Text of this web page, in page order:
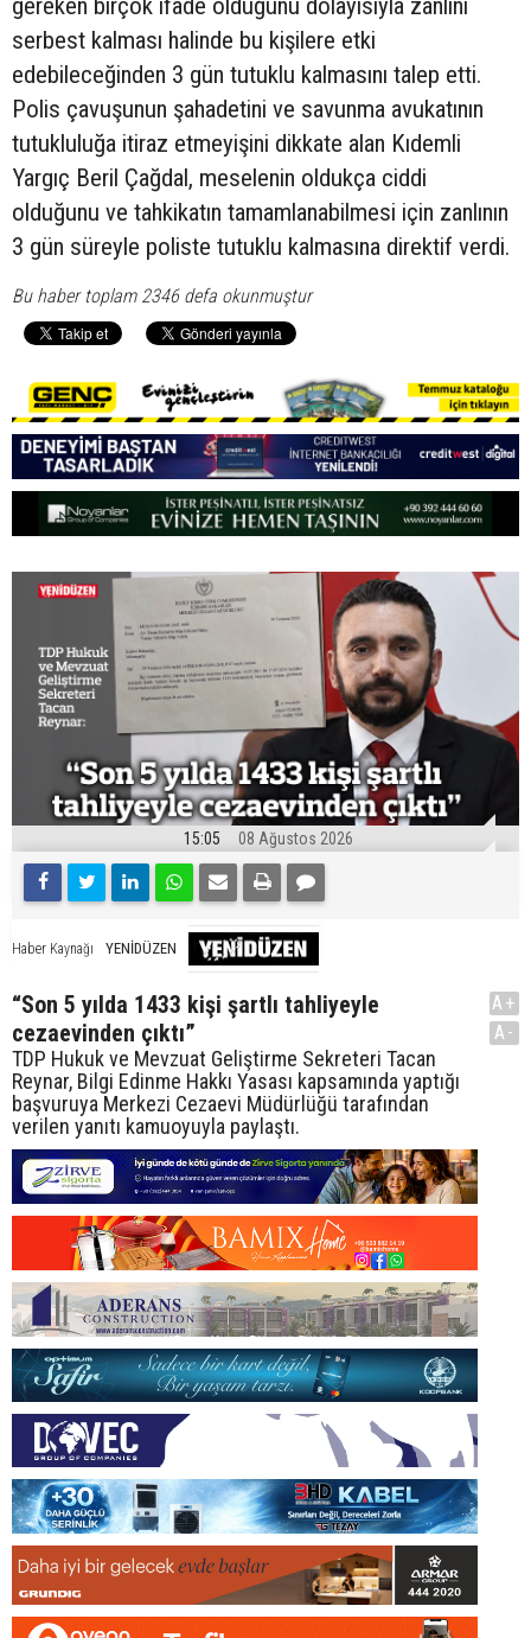
serbest kalması halinde bu kişilere etki
edebileceğinden 3 gün tutuklu kalmasını talep etti.
Polis çavuşunun şahadetini ve savunma avukatının
tutukluluğa itiraz etmeyişini dikkate alan Kıdemli
Yargıç Beril Çağdal, meselenin oldukça ciddi
olduğunu ve tahkikatın tamamlanabilmesi için zanlının
3 gün süreyle poliste tutuklu kalmasına direktif verdi.
Bu haber toplam 2346 defa okunmuştur
15:05 08 Ağustos 2026
Haber Kaynağı YENİDÜZEN
“Son 5 yılda 1433 kişi şartlı tahliyeyle
cezaevinden çıktı”
TDP Hukuk ve Mevzuat Geliştirme Sekreteri Tacan
Reynar, Bilgi Edinme Hakkı Yasası kapsamında yaptığı
başvuruya Merkezi Cezaevi Müdürlüğü tarafından
verilen yanıtı kamuoyuyla paylaştı.
A+
A-